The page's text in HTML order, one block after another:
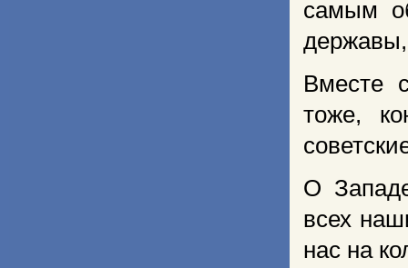
самым
державы,
Вместе
тоже,
О
всех
нас на